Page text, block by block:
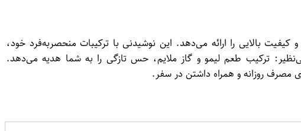
و کیفیت بالایی را ارائه می‌دهد. این نوشیدنی با ترکیبات منحصر‌به‌فرد خود،
ویژگی‌های نوشابه لیموناد 300 میل خوشگوار طعم لیمویی بی‌نظیر: ترکیب طعم لیمو و گاز ملایم، حس تازگی را به شما هدیه می‌دهد.